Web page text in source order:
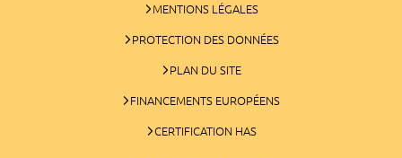
MENTIONS LÉGALES
PROTECTION DES DONNÉES
PLAN DU SITE
FINANCEMENTS EUROPÉENS
CERTIFICATION HAS